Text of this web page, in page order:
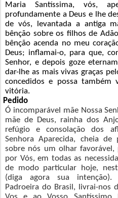
Maria Santíssima, vós,
profundamente a Deus e lhe
de vós, levantada a antiga
bênção sobre os filhos de
bênção acenda no meu
Deus; inflamai-o, para que,
Senhor, e depois goze
dar-lhe as mais vivas graças
concedidos e possa também
vitória.
Pedido
Ó incomparável mãe Nossa
mãe de Deus, rainha dos
refúgio e consolação dos
Senhora Aparecida, cheia
sobre nós um olhar favorável,
por Vós, em todas as
de modo particular hoje,
(diga agora sua intenção).
Padroeira do Brasil, livrai-nos